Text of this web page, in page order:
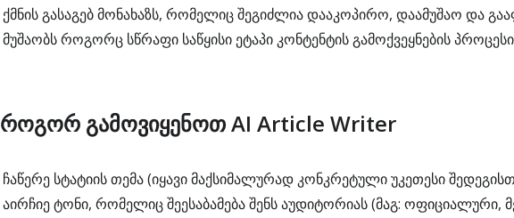
ქმნის გასაგებ მონახაზს, რომელიც შეგიძლია დააკოპირო, დაამუშაო და
მუშაობს როგორც სწრაფი საწყისი ეტაპი კონტენტის გამოქვეყნების
როგორ გამოვიყენოთ AI Article Writer
ჩაწერე სტატიის თემა (იყავი მაქსიმალურად კონკრეტული უკეთესი
აირჩიე ტონი, რომელიც შეესაბამება შენს აუდიტორიას (მაგ: ოფიციალური,